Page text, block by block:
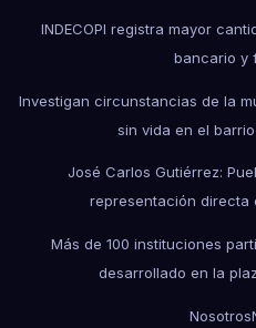
INDECOPI registra mayor
bancario y
Investigan circunstancias de la
sin vida en el
José Carlos Gutiérrez:
representación directa
Más de 100 instituciones
desarrollado en la
Nosotros